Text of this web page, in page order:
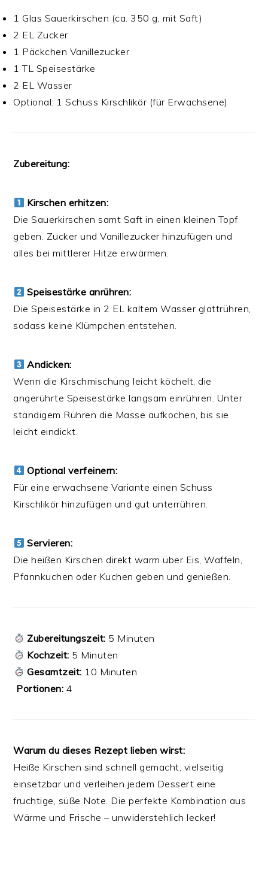
1 Glas Sauerkirschen (ca. 350 g, mit Saft)
2 EL Zucker
1 Päckchen Vanillezucker
1 TL Speisestärke
2 EL Wasser
Optional: 1 Schuss Kirschlikör (für Erwachsene)
Zubereitung:
Kirschen erhitzen:
Die Sauerkirschen samt Saft in einen kleinen Topf
geben. Zucker und Vanillezucker hinzufügen und
alles bei mittlerer Hitze erwärmen.
Speisestärke anrühren:
Die Speisestärke in 2 EL kaltem Wasser glattrühren,
sodass keine Klümpchen entstehen.
Andicken:
Wenn die Kirschmischung leicht köchelt, die
angerührte Speisestärke langsam einrühren. Unter
ständigem Rühren die Masse aufkochen, bis sie
leicht eindickt.
Optional verfeinern:
Für eine erwachsene Variante einen Schuss
Kirschlikör hinzufügen und gut unterrühren.
Servieren:
Die heißen Kirschen direkt warm über Eis, Waffeln,
Pfannkuchen oder Kuchen geben und genießen.
Zubereitungszeit: 5 Minuten
Kochzeit: 5 Minuten
Gesamtzeit: 10 Minuten
Portionen: 4
Warum du dieses Rezept lieben wirst:
Heiße Kirschen sind schnell gemacht, vielseitig
einsetzbar und verleihen jedem Dessert eine
fruchtige, süße Note. Die perfekte Kombination aus
Wärme und Frische – unwiderstehlich lecker!